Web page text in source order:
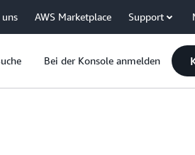
AWS Marketplace Support
Bei der Konsole anmelden